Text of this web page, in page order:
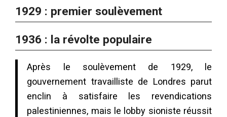
1929 : premier soulèvement
1936 : la révolte populaire
Après le soulèvement de 1929, le
gouvernement travailliste de Londres parut
enclin à satisfaire les revendications
palestiniennes, mais le lobby sioniste réussit